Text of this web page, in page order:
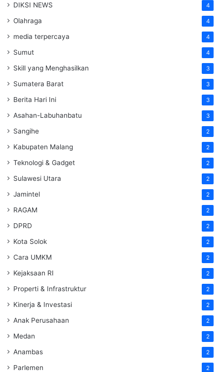
DIKSI NEWS 4
Olahraga 4
media terpercaya 4
Sumut 4
Skill yang Menghasilkan 3
Sumatera Barat 3
Berita Hari Ini 3
Asahan-Labuhanbatu 3
Sangihe 2
Kabupaten Malang 2
Teknologi & Gadget 2
Sulawesi Utara 2
Jamintel 2
RAGAM 2
DPRD 2
Kota Solok 2
Cara UMKM 2
Kejaksaan RI 2
Properti & Infrastruktur 2
Kinerja & Investasi 2
Anak Perusahaan 2
Medan 2
Anambas 2
Parlemen 2